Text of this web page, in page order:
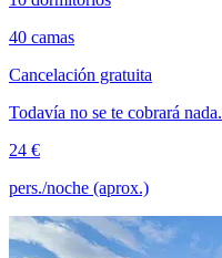
40 camas
Cancelación gratuita
Todavía no se te cobrará nada.
24 €
pers./noche (aprox.)